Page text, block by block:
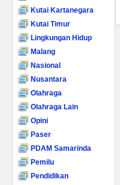
Kutai Kartanegara
Kutai Timur
Lingkungan Hidup
Malang
Nasional
Nusantara
Olahraga
Olahraga Lain
Opini
Paser
PDAM Samarinda
Pemilu
Pendidikan